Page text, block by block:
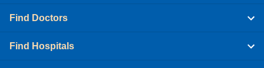
Find Doctors
Find Hospitals